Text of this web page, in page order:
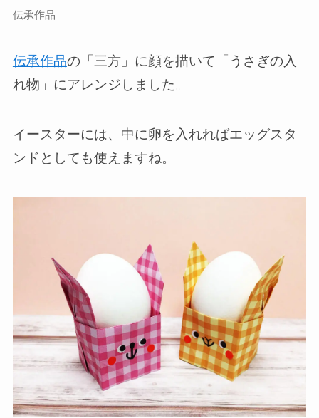
伝承作品
伝承作品の「三方」に顔を描いて「うさぎの入
れ物」にアレンジしました。
イースターには、中に卵を入れればエッグスタ
ンドとしても使えますね。